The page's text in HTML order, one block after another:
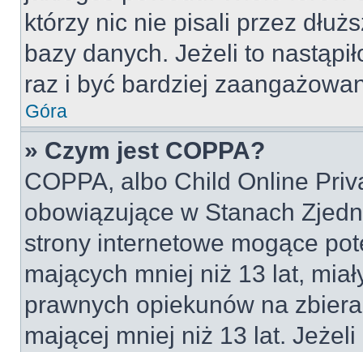
którzy nic nie pisali przez
bazy danych. Jeżeli to
raz i być bardziej
Góra
» Czym jest COPPA?
COPPA, albo Child Online
obowiązujące w Stanach
strony internetowe mogące
mających mniej niż 13 lat,
prawnych opiekunów na
mającej mniej niż 13 lat.